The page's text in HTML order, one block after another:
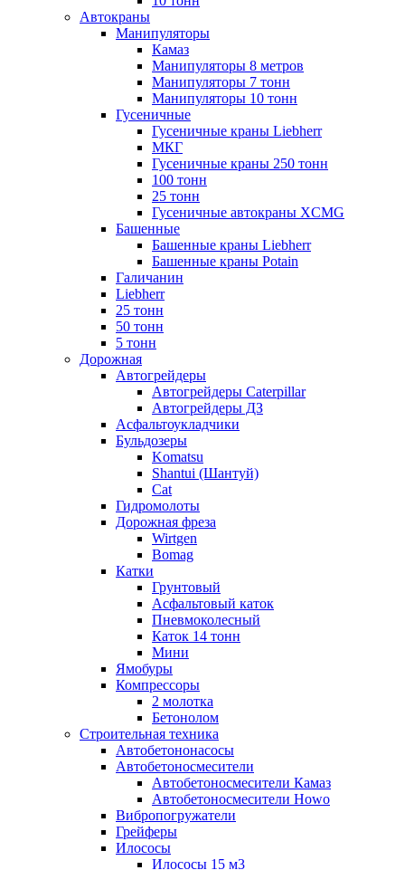
Автокраны
Манипуляторы
Камаз
Манипуляторы 8 метров
Манипуляторы 7 тонн
Манипуляторы 10 тонн
Гусеничные
Гусеничные краны Liebherr
МКГ
Гусеничные краны 250 тонн
100 тонн
25 тонн
Гусеничные автокраны XCMG
Башенные
Башенные краны Liebherr
Башенные краны Potain
Галичанин
Liebherr
25 тонн
50 тонн
5 тонн
Дорожная
Автогрейдеры
Автогрейдеры Caterpillar
Автогрейдеры ДЗ
Асфальтоукладчики
Бульдозеры
Komatsu
Shantui (Шантуй)
Cat
Гидромолоты
Дорожная фреза
Wirtgen
Bomag
Катки
Грунтовый
Асфальтовый каток
Пневмоколесный
Каток 14 тонн
Мини
Ямобуры
Компрессоры
2 молотка
Бетонолом
Строительная техника
Автобетононасосы
Автобетоносмесители
Автобетоносмесители Камаз
Автобетоносмесители Howo
Вибропогружатели
Грейферы
Илососы
Илососы 15 м3